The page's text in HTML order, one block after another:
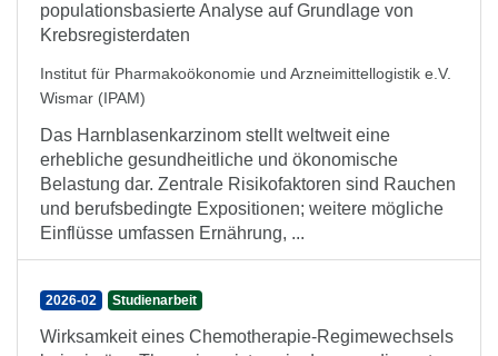
populationsbasierte Analyse auf Grundlage von
Krebsregisterdaten
Institut für Pharmakoökonomie und Arzneimittellogistik e.V.
Wismar (IPAM)
Das Harnblasenkarzinom stellt weltweit eine
erhebliche gesundheitliche und ökonomische
Belastung dar. Zentrale Risikofaktoren sind Rauchen
und berufsbedingte Expositionen; weitere mögliche
Einflüsse umfassen Ernährung, ...
2026-02 Studienarbeit
Wirksamkeit eines Chemotherapie-Regimewechsels